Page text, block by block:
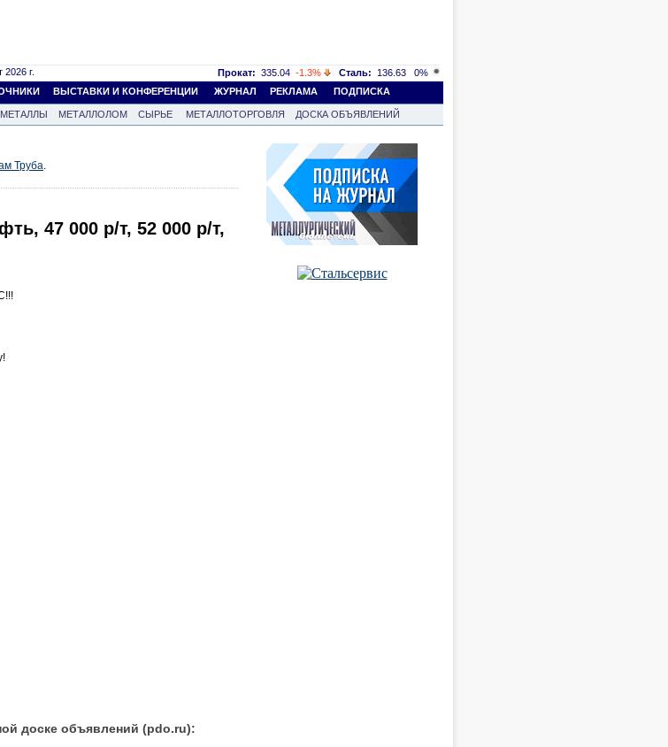
г. Прокат: 335.04 -1.3% Сталь: 136.63
0%
ВЫСТАВКИ И КОНФЕРЕНЦИИ ЖУРНАЛ РЕКЛАМА ПОДПИСКА
МЕТАЛЛОЛОМ СЫРЬЕ МЕТАЛЛОТОРГОВЛЯ
ДОСКА ОБЪЯВЛЕНИЙ
Труба.
47 000 р/т, 52 000 р/т,
доске объявлений (pdo.ru):